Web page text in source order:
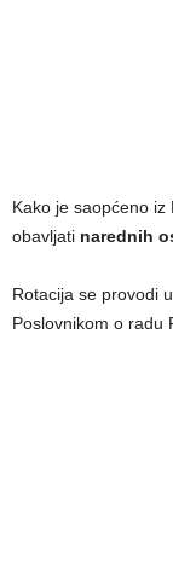
Kako je saopćeno iz
obavljati narednih
Rotacija se provodi
Poslovnikom o radu